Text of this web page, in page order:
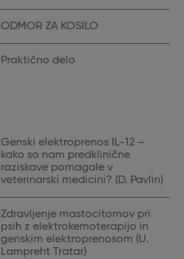
ODMOR ZA KOSILO
Praktično delo
Genski elektroprenos IL-12 –
kako so nam predklinične
raziskave pomagale v
veterinarski medicini? (D. Pavlin)
Zdravljenje mastocitomov pri
psih z elektrokemoterapijo in
genskim elektroprenosom (U.
Lampreht Tratar)